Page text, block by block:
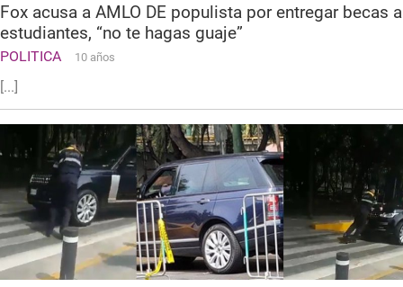
Fox acusa a AMLO DE populista por entregar becas a
estudiantes, “no te hagas guaje”
POLITICA 10 años
[...]